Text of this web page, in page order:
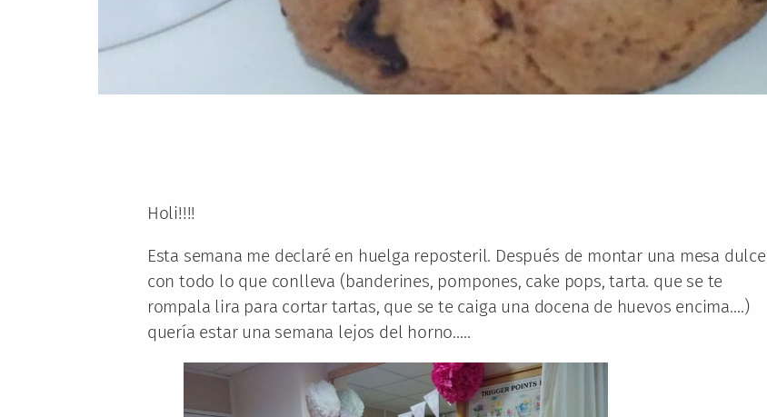
Holi!!!!
Esta semana me declaré en huelga reposteril. Después de montar una mesa dulce
con todo lo que conlleva (banderines, pompones, cake pops, tarta. que se te
rompala lira para cortar tartas, que se te caiga una docena de huevos encima….)
quería estar una semana lejos del horno…..